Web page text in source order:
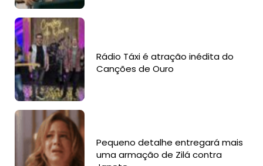
Rádio Táxi é atração inédita do
Canções de Ouro
Pequeno detalhe entregará mais
uma armação de Zilá contra